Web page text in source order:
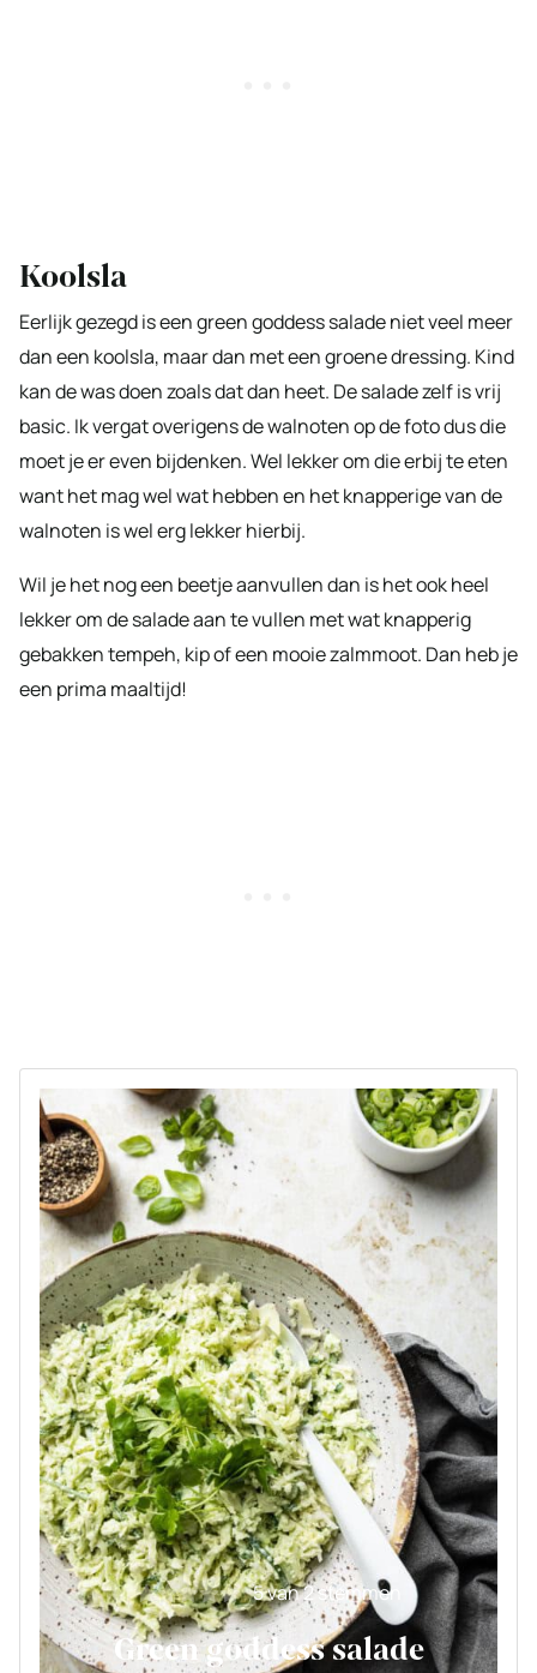
Koolsla
Eerlijk gezegd is een green goddess salade niet veel meer
dan een koolsla, maar dan met een groene dressing. Kind
kan de was doen zoals dat dan heet. De salade zelf is vrij
basic. Ik vergat overigens de walnoten op de foto dus die
moet je er even bijdenken. Wel lekker om die erbij te eten
want het mag wel wat hebben en het knapperige van de
walnoten is wel erg lekker hierbij.
Wil je het nog een beetje aanvullen dan is het ook heel
lekker om de salade aan te vullen met wat knapperig
gebakken tempeh, kip of een mooie zalmmoot. Dan heb je
een prima maaltijd!
5van2stemmen
Green goddess salade